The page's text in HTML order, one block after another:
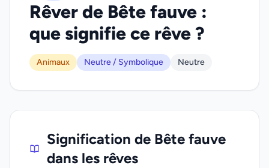
Rêver de Bête fauve :
que signifie ce rêve ?
Animaux Neutre / Symbolique Neutre
Signification de Bête fauve
dans les rêves